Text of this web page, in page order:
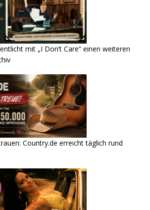
mit „I Don’t Care“ einen weiteren
Country.de erreicht täglich rund